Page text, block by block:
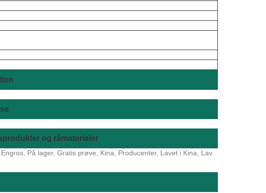
og råmaterialer
På lager, Gratis prøve, Kina, Producenter, Lavet i Kina, Lav